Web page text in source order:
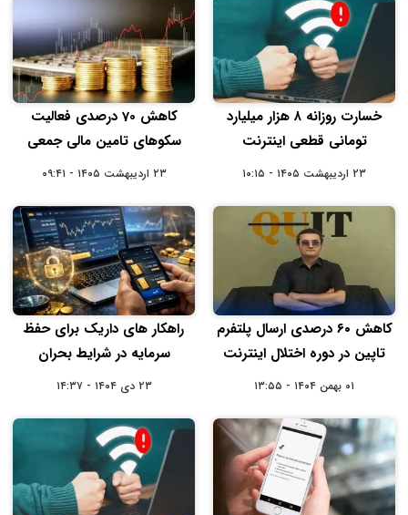
خسارت روزانه ۸ هزار میلیارد
تومانی قطعی اینترنت
۲۳ اردیبهشت ۱۴۰۵ - ۱۰:۱۵
کاهش 70 درصدی فعالیت
سکوهای تامین مالی جمعی
۲۳ اردیبهشت ۱۴۰۵ - ۰۹:۴۱
کاهش ۶۰ درصدی ارسال پلتفرم
تاپین در دوره اختلال اینترنت
۰۱ بهمن ۱۴۰۴ - ۱۳:۵۵
راهکار های داریک برای حفظ
سرمایه در شرایط بحران
۲۳ دی ۱۴۰۴ - ۱۴:۳۷